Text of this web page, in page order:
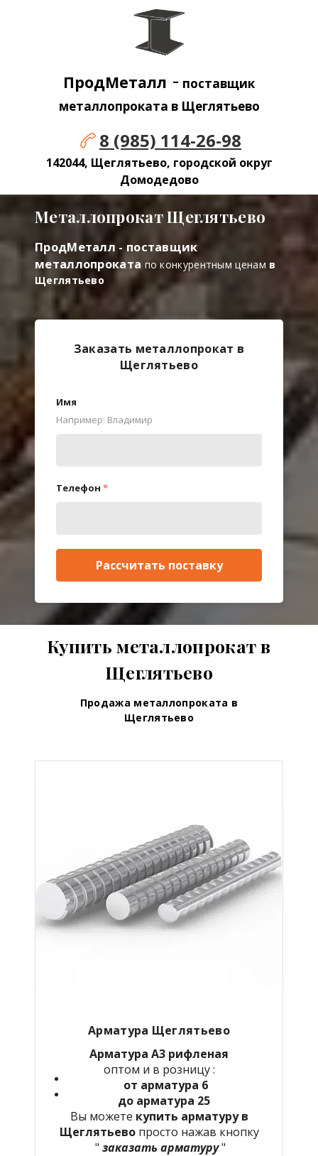
ПродМеталл - поставщик
металлопроката в Щеглятьево
8 (985) 114-26-98
142044, Щеглятьево, городской округ
Домодедово
Металлопрокат Щеглятьево
ПродМеталл - поставщик
металлопроката по конкурентным ценам в
Щеглятьево
Заказать металлопрокат в
Щеглятьево
Имя
Например: Владимир
Телефон *
Рассчитать поставку
Купить металлопрокат в
Щеглятьево
Продажа металлопроката в
Щеглятьево
Арматура Щеглятьево
Арматура А3 рифленая
оптом и в розницу :
от арматура 6
до арматура 25
Вы можете купить арматуру в
Щеглятьево просто нажав кнопку
" заказать арматуру"